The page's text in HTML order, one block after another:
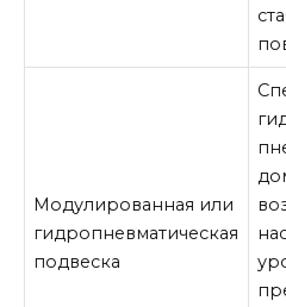
Модулированная или
гидропневматическая
подвеска